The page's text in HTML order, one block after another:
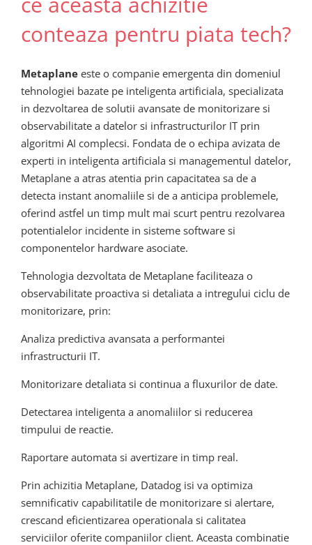
conteaza pentru piata tech?
Metaplane este o companie emergenta din domeniul
tehnologiei bazate pe inteligenta artificiala, specializata
in dezvoltarea de solutii avansate de monitorizare si
observabilitate a datelor si infrastructurilor IT prin
algoritmi AI complecsi. Fondata de o echipa avizata de
experti in inteligenta artificiala si managementul datelor,
Metaplane a atras atentia prin capacitatea sa de a
detecta instant anomaliile si de a anticipa problemele,
oferind astfel un timp mult mai scurt pentru rezolvarea
potentialelor incidente in sisteme software si
componentelor hardware asociate.
Tehnologia dezvoltata de Metaplane faciliteaza o
observabilitate proactiva si detaliata a intregului ciclu de
monitorizare, prin:
Analiza predictiva avansata a performantei
infrastructurii IT.
Monitorizare detaliata si continua a fluxurilor de date.
Detectarea inteligenta a anomaliilor si reducerea
timpului de reactie.
Raportare automata si avertizare in timp real.
Prin achizitia Metaplane, Datadog isi va optimiza
semnificativ capabilitatile de monitorizare si alertare,
crescand eficientizarea operationala si calitatea
serviciilor oferite companiilor client. Aceasta combinatie